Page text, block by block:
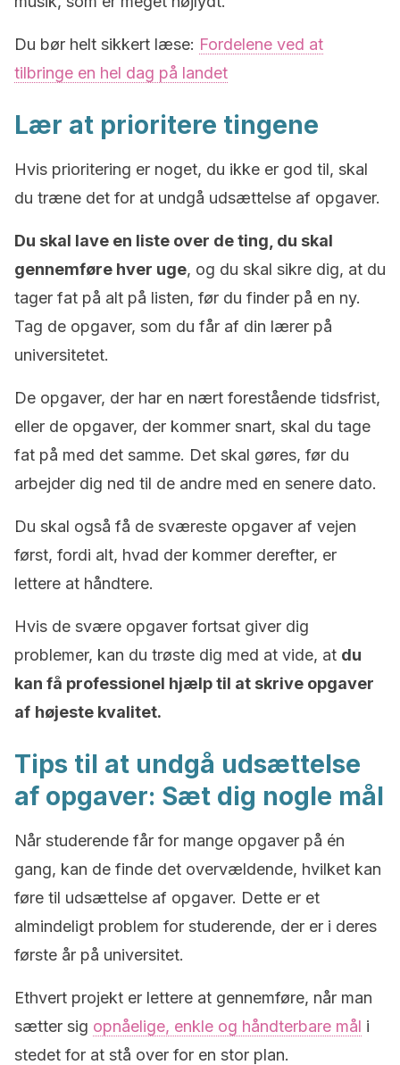
Du bør helt sikkert læse: Fordelene ved at
tilbringe en hel dag på landet
Lær at prioritere tingene
Hvis prioritering er noget, du ikke er god til, skal
du træne det for at undgå udsættelse af opgaver.
Du skal lave en liste over de ting, du skal
gennemføre hver uge, og du skal sikre dig, at du
tager fat på alt på listen, før du finder på en ny.
Tag de opgaver, som du får af din lærer på
universitetet.
De opgaver, der har en nært forestående tidsfrist,
eller de opgaver, der kommer snart, skal du tage
fat på med det samme. Det skal gøres, før du
arbejder dig ned til de andre med en senere dato.
Du skal også få de sværeste opgaver af vejen
først, fordi alt, hvad der kommer derefter, er
lettere at håndtere.
Hvis de svære opgaver fortsat giver dig
problemer, kan du trøste dig med at vide, at du
kan få professionel hjælp til at skrive opgaver
af højeste kvalitet.
Tips til at undgå udsættelse
af opgaver: Sæt dig nogle mål
Når studerende får for mange opgaver på én
gang, kan de finde det overvældende, hvilket kan
føre til udsættelse af opgaver. Dette er et
almindeligt problem for studerende, der er i deres
første år på universitet.
Ethvert projekt er lettere at gennemføre, når man
sætter sig opnåelige, enkle og håndterbare mål i
stedet for at stå over for en stor plan.